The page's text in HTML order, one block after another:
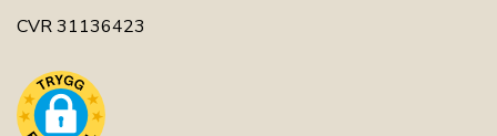
CVR 31136423